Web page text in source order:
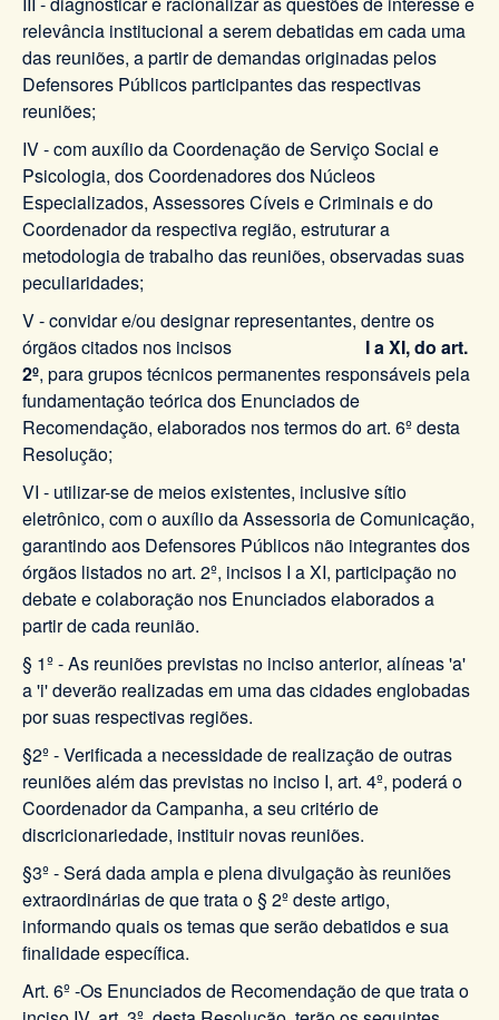
relevância institucional a serem debatidas em cada uma
das reuniões, a partir de demandas originadas pelos
Defensores Públicos participantes das respectivas
reuniões;
IV - com auxílio da Coordenação de Serviço Social e
Psicologia, dos Coordenadores dos Núcleos
Especializados, Assessores Cíveis e Criminais e do
Coordenador da respectiva região, estruturar a
metodologia de trabalho das reuniões, observadas suas
peculiaridades;
V - convidar e/ou designar representantes, dentre os
órgãos citados nos incisos I a XI, do art.
2º, para grupos técnicos permanentes responsáveis pela
fundamentação teórica dos Enunciados de
Recomendação, elaborados nos termos do art. 6º desta
Resolução;
VI - utilizar-se de meios existentes, inclusive sítio
eletrônico, com o auxílio da Assessoria de Comunicação,
garantindo aos Defensores Públicos não integrantes dos
órgãos listados no art. 2º, incisos I a XI, participação no
debate e colaboração nos Enunciados elaborados a
partir de cada reunião.
§ 1º - As reuniões previstas no inciso anterior, alíneas 'a'
a 'i' deverão realizadas em uma das cidades englobadas
por suas respectivas regiões.
§2º - Verificada a necessidade de realização de outras
reuniões além das previstas no inciso I, art. 4º, poderá o
Coordenador da Campanha, a seu critério de
discricionariedade, instituir novas reuniões.
§3º - Será dada ampla e plena divulgação às reuniões
extraordinárias de que trata o § 2º deste artigo,
informando quais os temas que serão debatidos e sua
finalidade específica.
Art. 6º -Os Enunciados de Recomendação de que trata o